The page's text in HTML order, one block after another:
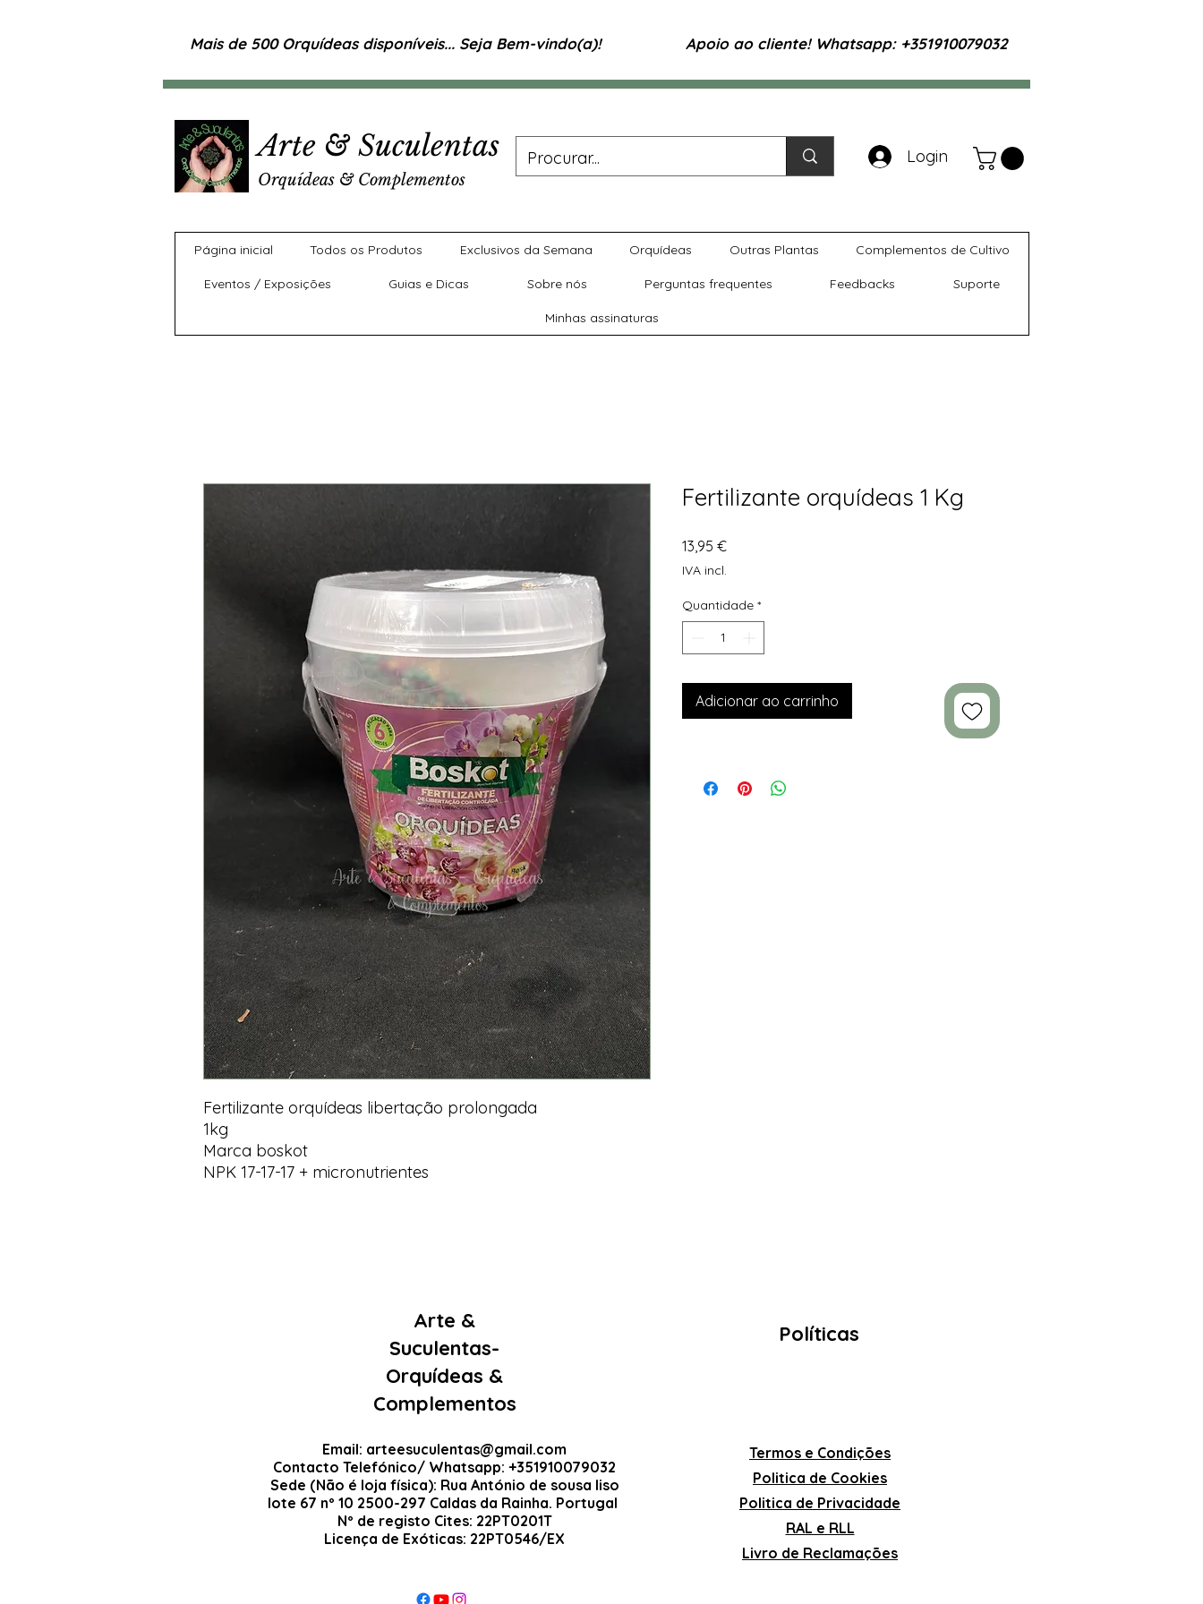
Mais de 500 Orquídeas disponíveis... Seja Bem-vindo(a)! Apoio ao cliente! Whatsapp: +351910079032
Arte & Suculentas
Orquídeas & Complementos
Login
Página inicial Todos os Produtos Exclusivos da Semana Orquídeas Outras Plantas Complementos de Cultivo
Eventos / Exposições Guias e Dicas Sobre nós Perguntas frequentes Feedbacks Suporte
Minhas assinaturas
Fertilizante orquídeas libertação prolongada
1kg
Marca boskot
NPK 17-17-17 + micronutrientes
Fertilizante orquídeas 1 Kg
13,95 €Preço
IVA incl.
Quantidade *
Adicionar ao carrinho
Arte &
Suculentas-
Orquídeas &
Complementos
Email: arteesuculentas@gmail.com
Contacto Telefónico/ Whatsapp: +351910079032
Sede (Não é loja física): Rua António de sousa liso
lote 67 nº 10 2500-297 Caldas da Rainha. Portugal
Nº de registo Cites: 22PT0201T
Licença de Exóticas: 22PT0546/EX
Políticas
Termos e Condições
Politica de Cookies
Politica de Privacidade
RAL e RLL
Livro de Reclamações